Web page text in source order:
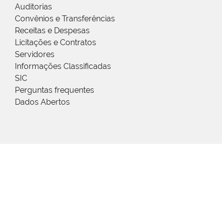
Auditorias
Convênios e Transferências
Receitas e Despesas
Licitações e Contratos
Servidores
Informações Classificadas
SIC
Perguntas frequentes
Dados Abertos